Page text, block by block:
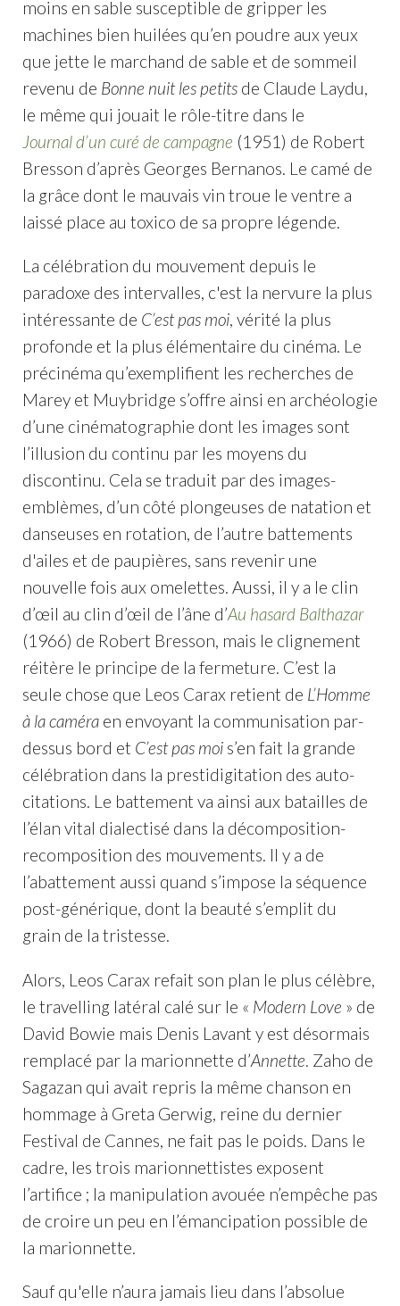
moins en sable susceptible de gripper les
machines bien huilées qu’en poudre aux yeux
que jette le marchand de sable et de sommeil
revenu de Bonne nuit les petitsde Claude Laydu,
le même qui jouait le rôle-titre dans le
Journal d’un curé de campagne (1951) de Robert
Bresson d’après Georges Bernanos. Le camé de
la grâce dont le mauvais vin troue le ventre a
laissé place au toxico de sa propre légende.
La célébration du mouvement depuis le
paradoxe des intervalles, c'est la nervure la plus
intéressante de C’est pas moi, vérité la plus
profonde et la plus élémentaire du cinéma. Le
précinéma qu’exemplifient les recherches de
Marey et Muybridge s’offre ainsi en archéologie
d’une cinématographie dont les images sont
l’illusion du continu par les moyens du
discontinu. Cela se traduit par des images-
emblèmes, d’un côté plongeuses de natation et
danseuses en rotation, de l’autre battements
d'ailes et de paupières, sans revenir une
nouvelle fois aux omelettes. Aussi, il y a le clin
d’œil au clin d’œil de l’âne d’Au hasard Balthazar
(1966) de Robert Bresson, mais le clignement
réitère le principe de la fermeture. C’est la
seule chose que Leos Carax retient de L’Homme
à la caméraen envoyant la communisation par-
dessus bord et C’est pas mois’en fait la grande
célébration dans la prestidigitation des auto-
citations. Le battement va ainsi aux batailles de
l’élan vital dialectisé dans la décomposition-
recomposition des mouvements. Il y a de
l’abattement aussi quand s’impose la séquence
post-générique, dont la beauté s’emplit du
grain de la tristesse.
Alors, Leos Carax refait son plan le plus célèbre,
le travelling latéral calé sur le « Modern Love » de
David Bowie mais Denis Lavant y est désormais
remplacé par la marionnette d’Annette . Zaho de
Sagazan qui avait repris la même chanson en
hommage à Greta Gerwig, reine du dernier
Festival de Cannes, ne fait pas le poids. Dans le
cadre, les trois marionnettistes exposent
l’artifice ; la manipulation avouée n’empêche pas
de croire un peu en l’émancipation possible de
la marionnette.
Sauf qu'elle n’aura jamais lieu dans l’absolue